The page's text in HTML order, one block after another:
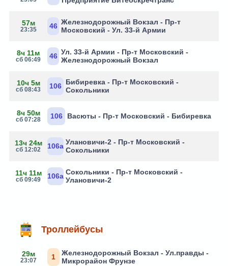
57м
23:35 46 Железнодорожный Вокзал - Пр-т
Московский - Ул. 33-й Армии
8ч 11м
сб 06:49 46 Ул. 33-й Армии - Пр-т Московский -
Железнодорожный Вокзал
10ч 5м
сб 08:43 106 Бибиревка - Пр-т Московский -
Сокольники
8ч 50м
сб 07:28 106 Васюты - Пр-т Московский - Бибиревка
13ч 24м
сб 12:02 106а Улановичи-2 - Пр-т Московский -
Сокольники
11ч 11м
сб 09:49 106а Сокольники - Пр-т Московский -
Улановичи-2
Троллейбусы
29м
23:07 1
Железнодорожный Вокзал - Ул.правды -
Микрорайон Фрунзе